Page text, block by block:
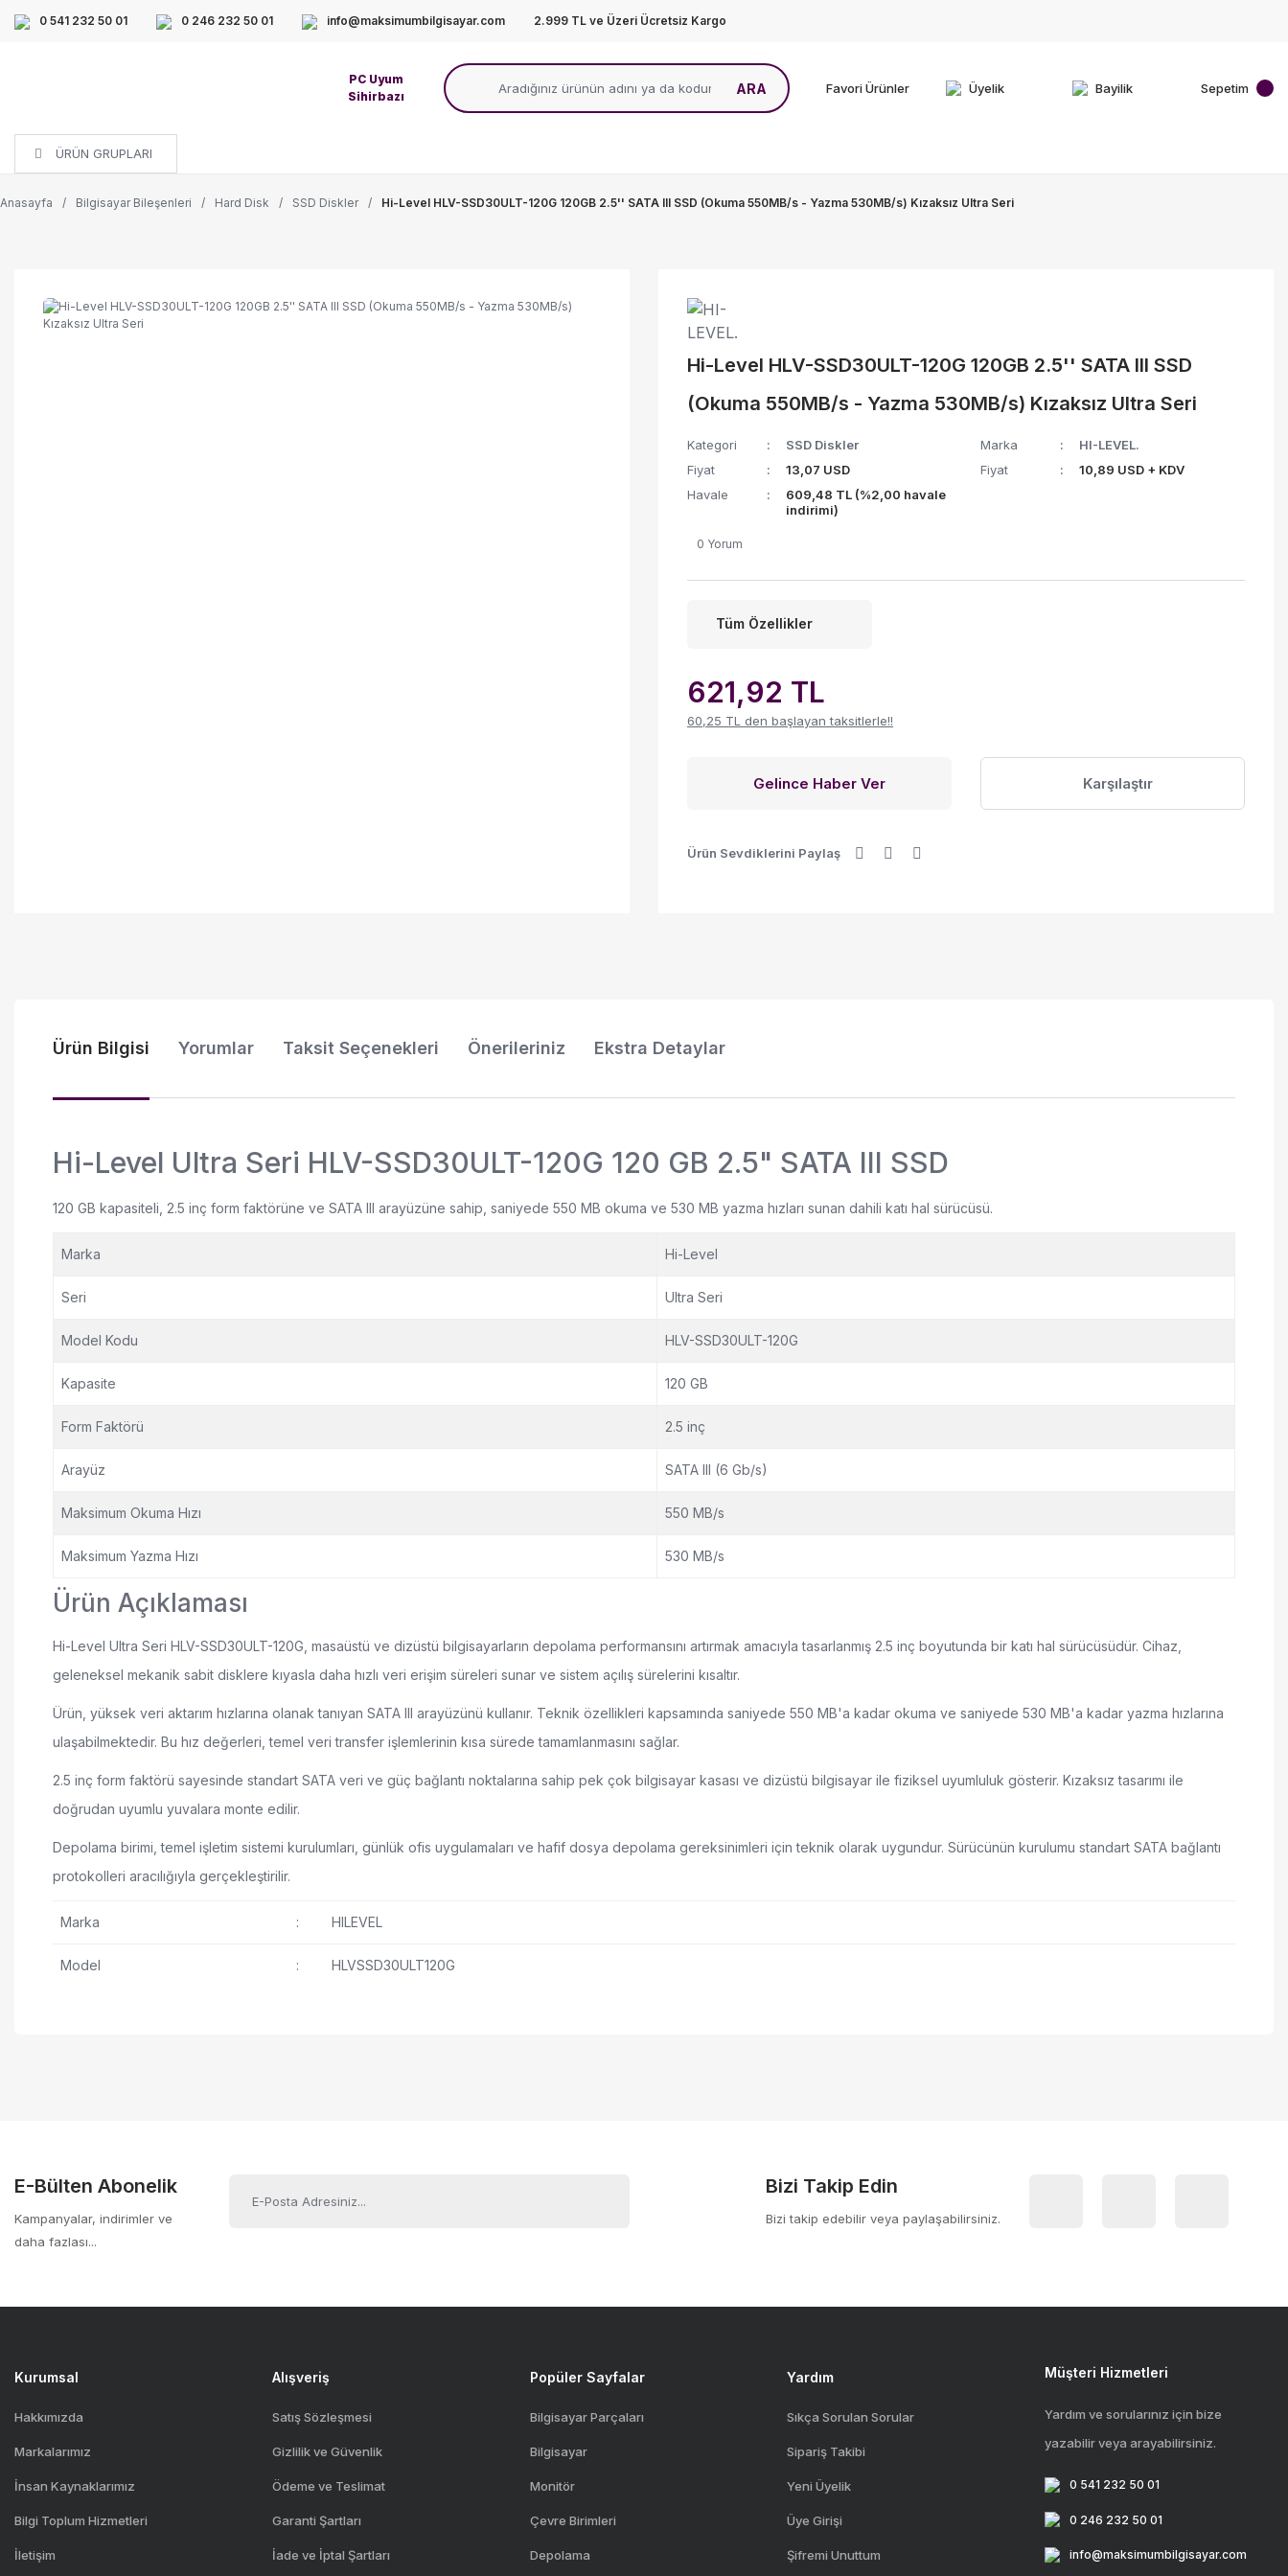
0 541 232 50 01 0 246 232 50 01 info@maksimumbilgisayar.com 2.999 TL ve Üzeri Ücretsiz Kargo
PC Uyum
Sihirbazı
ARA Favori Ürünler Üyelik Bayilik Sepetim
ÜRÜN GRUPLARI
Anasayfa Bilgisayar Bileşenleri Hard Disk SSD Diskler Hi-Level HLV-SSD30ULT-120G 120GB 2.5'' SATA III SSD (Okuma 550MB/s - Yazma 530MB/s) Kızaksız Ultra Seri
Hi-Level HLV-SSD30ULT-120G 120GB 2.5'' SATA III SSD
(Okuma 550MB/s - Yazma 530MB/s) Kızaksız Ultra Seri
Kategori SSD Diskler Marka
HI-LEVEL.
Fiyat
13,07 USD Fiyat
10,89 USD + KDV
Havale
609,48 TL (%2,00 havale
indirimi)
0 Yorum
Tüm Özellikler
621,92 TL
60,25 TL den başlayan taksitlerle!!
Gelince Haber Ver Karşılaştır
Ürün Sevdiklerini Paylaş
Ürün Bilgisi Yorumlar Taksit Seçenekleri Önerileriniz Ekstra Detaylar
Hi-Level Ultra Seri HLV-SSD30ULT-120G 120 GB 2.5" SATA III SSD
120 GB kapasiteli, 2.5 inç form faktörüne ve SATA III arayüzüne sahip, saniyede 550 MB okuma ve 530 MB yazma hızları sunan dahili katı hal sürücüsü.
Marka Hi-Level
Seri Ultra Seri
Model Kodu HLV-SSD30ULT-120G
Kapasite 120 GB
Form Faktörü 2.5 inç
Arayüz SATA III (6 Gb/s)
Maksimum Okuma Hızı 550 MB/s
Maksimum Yazma Hızı 530 MB/s
Ürün Açıklaması
Hi-Level Ultra Seri HLV-SSD30ULT-120G, masaüstü ve dizüstü bilgisayarların depolama performansını artırmak amacıyla tasarlanmış 2.5 inç boyutunda bir katı hal sürücüsüdür. Cihaz,
geleneksel mekanik sabit disklere kıyasla daha hızlı veri erişim süreleri sunar ve sistem açılış sürelerini kısaltır.
Ürün, yüksek veri aktarım hızlarına olanak tanıyan SATA III arayüzünü kullanır. Teknik özellikleri kapsamında saniyede 550 MB'a kadar okuma ve saniyede 530 MB'a kadar yazma hızlarına
ulaşabilmektedir. Bu hız değerleri, temel veri transfer işlemlerinin kısa sürede tamamlanmasını sağlar.
2.5 inç form faktörü sayesinde standart SATA veri ve güç bağlantı noktalarına sahip pek çok bilgisayar kasası ve dizüstü bilgisayar ile fiziksel uyumluluk gösterir. Kızaksız tasarımı ile
doğrudan uyumlu yuvalara monte edilir.
Depolama birimi, temel işletim sistemi kurulumları, günlük ofis uygulamaları ve hafif dosya depolama gereksinimleri için teknik olarak uygundur. Sürücünün kurulumu standart SATA bağlantı
protokolleri aracılığıyla gerçekleştirilir.
Marka : HILEVEL
Model : HLVSSD30ULT120G
Bu ürüne benzer farklı alternatifler olmalı.
Yüksek dayanıklılık
Geniş uyumluluk
Kolay montaj
E-Bülten Abonelik
Kampanyalar, indirimler ve
daha fazlası...
Bizi Takip Edin
Bizi takip edebilir veya paylaşabilirsiniz.
Kurumsal
Hakkımızda
Markalarımız
İnsan Kaynaklarımız
Bilgi Toplum Hizmetleri
İletişim
Alışveriş
Satış Sözleşmesi
Gizlilik ve Güvenlik
Ödeme ve Teslimat
Garanti Şartları
İade ve İptal Şartları
Popüler Sayfalar
Bilgisayar Parçaları
Bilgisayar
Monitör
Çevre Birimleri
Depolama
Yardım
Sıkça Sorulan Sorular
Sipariş Takibi
Yeni Üyelik
Üye Girişi
Şifremi Unuttum
Müşteri Hizmetleri
Yardım ve sorularınız için bize
yazabilir veya arayabilirsiniz.
0 541 232 50 01
0 246 232 50 01
info@maksimumbilgisayar.com